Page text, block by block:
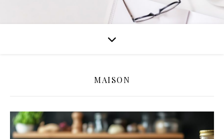
MAISON